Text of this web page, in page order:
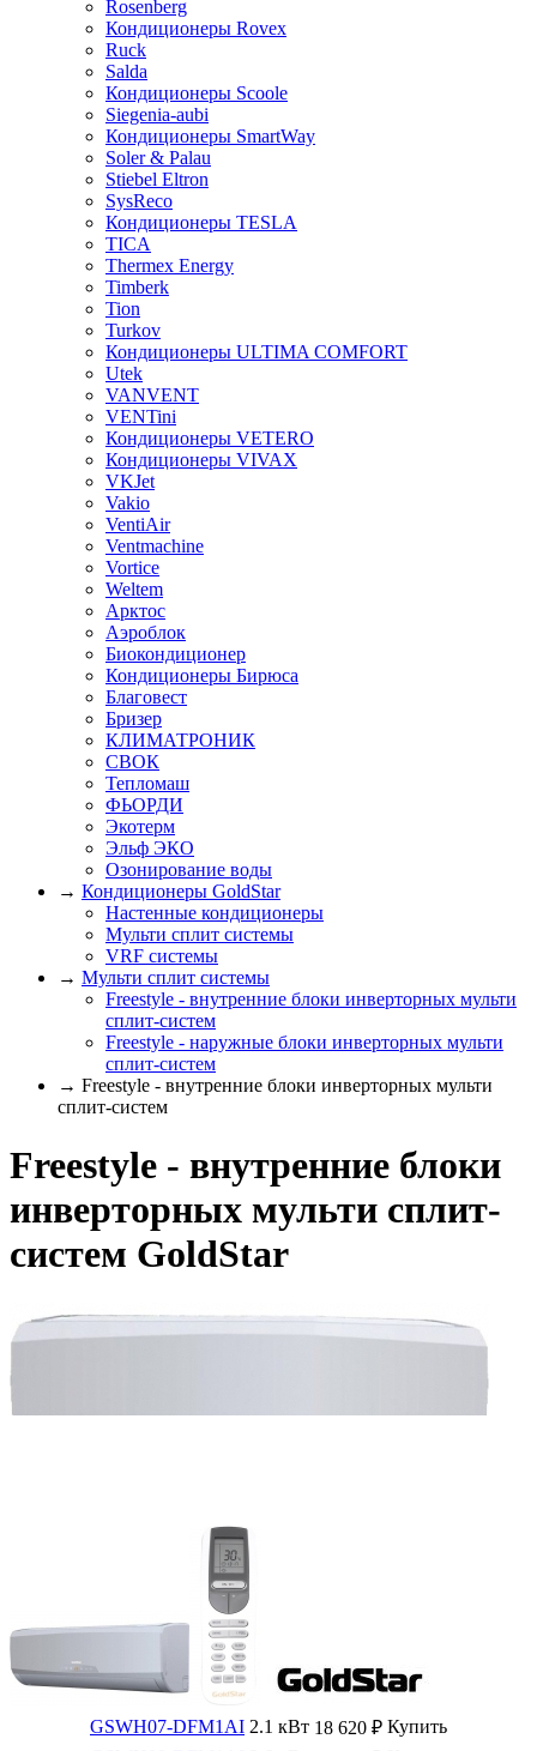
Rosenberg
Кондиционеры Rovex
Ruck
Salda
Кондиционеры Scoole
Siegenia-aubi
Кондиционеры SmartWay
Soler & Palau
Stiebel Eltron
SysReco
Кондиционеры TESLA
TICA
Thermex Energy
Timberk
Tion
Turkov
Кондиционеры ULTIMA COMFORT
Utek
VANVENT
VENTini
Кондиционеры VETERO
Кондиционеры VIVAX
VKJet
Vakio
VentiAir
Ventmachine
Vortice
Weltem
Арктос
Аэроблок
Биокондиционер
Кондиционеры Бирюса
Благовест
Бризер
КЛИМАТРОНИК
СВОК
Тепломаш
ФЬОРДИ
Экотерм
Эльф ЭКО
Озонирование воды
→ Кондиционеры GoldStar
Настенные кондиционеры
Мульти сплит системы
VRF системы
→ Мульти сплит системы
Freestyle - внутренние блоки инверторных мульти
сплит-систем
Freestyle - наружные блоки инверторных мульти
сплит-систем
→ Freestyle - внутренние блоки инверторных мульти
сплит-систем
Freestyle - внутренние блоки
инверторных мульти сплит-
систем GoldStar
GSWH07-DFM1AI 2.1 кВт 18 620 ₽ Купить